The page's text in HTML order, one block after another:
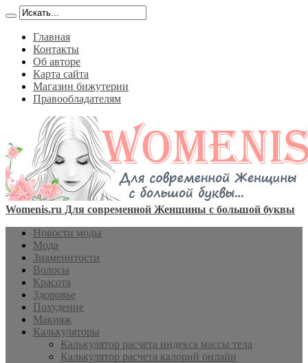
Главная
Контакты
Об авторе
Карта сайта
Магазин бижутерии
Правообладателям
Womenis.ru Для современной Женщины с большой буквы
Новости моды
Мода
Знаменитости
Волосы
Красота
Здоровье
Похудение
Макияж
Калькуляторы
Калькулятор расчета индекса массы тела
Калькулятор расчета калорий онлайн